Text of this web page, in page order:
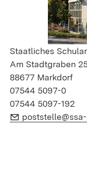
Staatliches
Am Stadtgraben
88677 Markdorf
07544 5097-0
07544 5097-192
E-Mail: